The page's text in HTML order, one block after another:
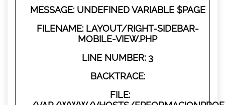
MESSAGE: UNDEFINED VARIABLE $PAGE
FILENAME: LAYOUT/RIGHT-SIDEBAR-
MOBILE-VIEW.PHP
LINE NUMBER: 3
BACKTRACE:
FILE: